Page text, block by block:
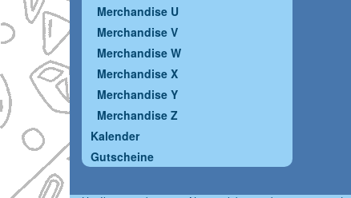
Merchandise U
Merchandise V
Merchandise W
Merchandise X
Merchandise Y
Merchandise Z
Kalender
Gutscheine